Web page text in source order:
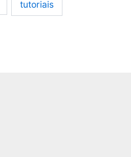
tutoriais